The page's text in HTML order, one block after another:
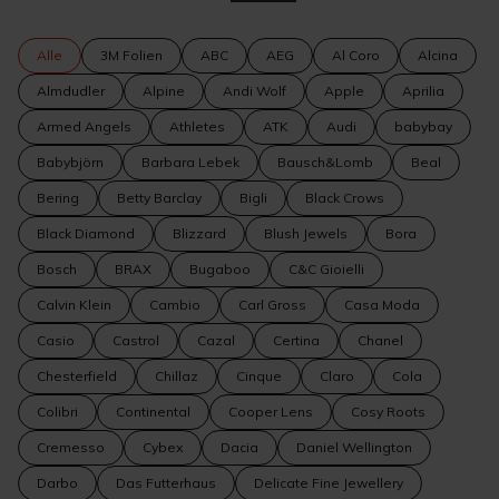
Alle 3M Folien ABC AEG Al Coro Alcina
Almdudler Alpine Andi Wolf Apple Aprilia
Armed Angels Athletes ATK Audi babybay
Babybjörn Barbara Lebek Bausch&Lomb Beal
Bering Betty Barclay Bigli Black Crows
Black Diamond Blizzard Blush Jewels Bora
Bosch BRAX Bugaboo C&C Gioielli
Calvin Klein Cambio Carl Gross Casa Moda
Casio Castrol Cazal Certina Chanel
Chesterfield Chillaz Cinque Claro Cola
Colibri Continental Cooper Lens Cosy Roots
Cremesso Cybex Dacia Daniel Wellington
Darbo Das Futterhaus Delicate Fine Jewellery